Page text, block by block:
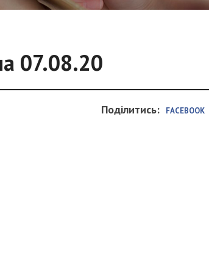
07.08.20
Поділитись: FACEBOOK